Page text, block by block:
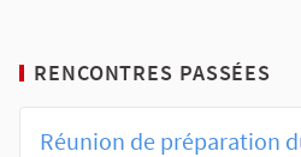
RENCONTRES PASSÉES
Réunion de préparation